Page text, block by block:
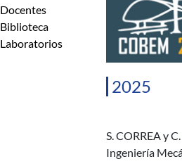
Docentes
Biblioteca
Laboratorios
2025
S. CORREA y
Ingeniería